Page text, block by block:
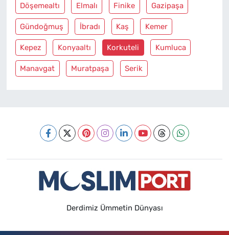
Döşemealtı Elmalı Finike Gazipaşa
Gündoğmuş İbradı Kaş Kemer
Kepez Konyaaltı Korkuteli Kumluca
Manavgat Muratpaşa Serik
Derdimiz Ümmetin Dünyası